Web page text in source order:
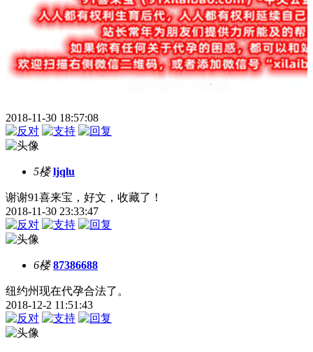
2018-11-30 18:57:08
5楼 ljqlu
谢谢91喜来宝，好文，收藏了！
2018-11-30 23:33:47
6楼 87386688
纽约州现在代孕合法了。
2018-12-2 11:51:43